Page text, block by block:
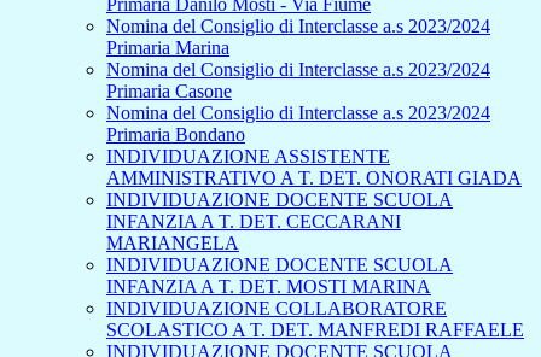
Primaria Danilo Mosti - Via Fiume
Nomina del Consiglio di Interclasse a.s 2023/2024
Primaria Marina
Nomina del Consiglio di Interclasse a.s 2023/2024
Primaria Casone
Nomina del Consiglio di Interclasse a.s 2023/2024
Primaria Bondano
INDIVIDUAZIONE ASSISTENTE
AMMINISTRATIVO A T. DET. ONORATI GIADA
INDIVIDUAZIONE DOCENTE SCUOLA
INFANZIA A T. DET. CECCARANI
MARIANGELA
INDIVIDUAZIONE DOCENTE SCUOLA
INFANZIA A T. DET. MOSTI MARINA
INDIVIDUAZIONE COLLABORATORE
SCOLASTICO A T. DET. MANFREDI RAFFAELE
INDIVIDUAZIONE DOCENTE SCUOLA